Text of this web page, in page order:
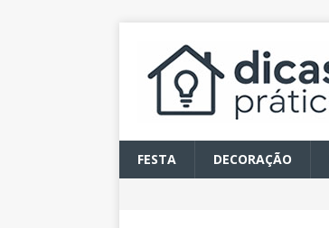
FESTA DECORAÇÃO